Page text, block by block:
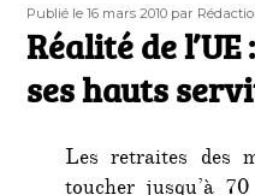
Publié
le
Publié le 16 mars 2010 Auteur
par
Réalité de
ses hauts
Les retraites des